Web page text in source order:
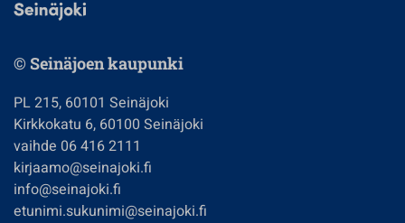
© Seinäjoen kaupunki
PL 215, 60101 Seinäjoki
Kirkkokatu 6, 60100 Seinäjoki
vaihde 06 416 2111
kirjaamo@seinajoki.fi
info@seinajoki.fi
etunimi.sukunimi@seinajoki.fi